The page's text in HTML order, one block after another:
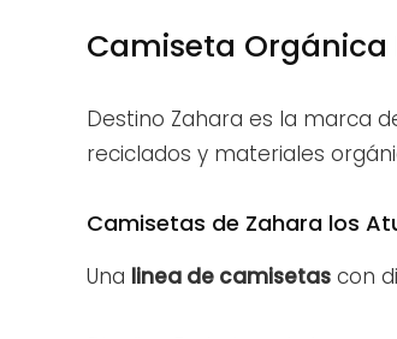
Camiseta Orgánica
Destino Zahara es la marca
reciclados y materiales
Camisetas de Zahara los
Una linea de camisetas con